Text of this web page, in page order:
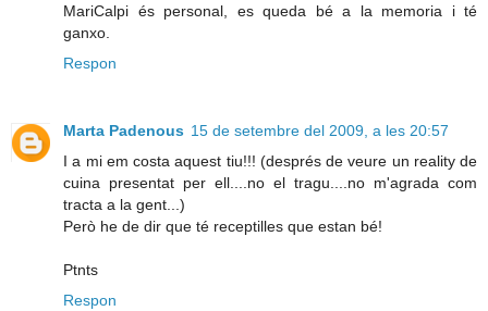
MariCalpi és personal, es queda bé a la memoria i té
ganxo.
Respon
Marta Padenous 15 de setembre del 2009, a les 20:57
I a mi em costa aquest tiu!!! (després de veure un reality de
cuina presentat per ell....no el tragu....no m'agrada com
tracta a la gent...)
Però he de dir que té receptilles que estan bé!
Ptnts
Respon